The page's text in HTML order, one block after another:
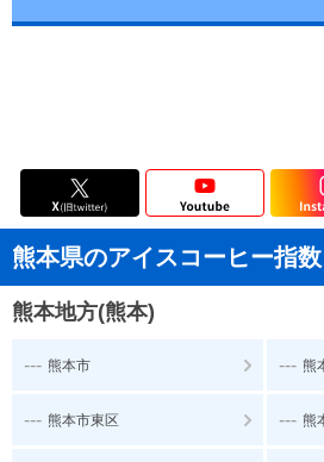
熊本県のアイスコーヒー指数
熊本地方(熊本)
--- 熊本市 --- 熊
--- 熊本市東区 --- 熊